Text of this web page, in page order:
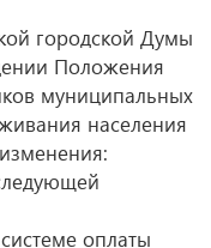
городской Думы
Положения
муниципальных
населения
оплаты